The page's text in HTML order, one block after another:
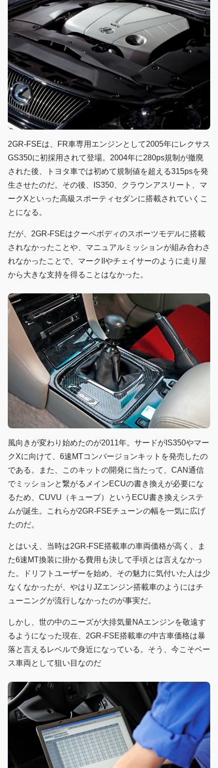
2GR-FSEは、FR車専用エンジンとして2005年にレクサス
GS350に初採用されて登場。2004年に280ps規制が撤廃
された後、トヨタ車では初めて規制値を超える315psを発
生させたのだ。その後、IS350、クラウンアスリート、マ
ークXといった高級スポーティセダンに搭載されていくこ
とになる。
だが、2GR-FSEはクーペボディのスポーツモデルに搭載
されなかったことや、マニュアルミッションが組み合わさ
れなかったことで、マークIIやチェイサーのように走り屋
から大きな支持を得ることはなかった。
風向きが変わり始めたのが2011年。サードがIS350やマー
クXに向けて、6速MTコンバージョンキットを発売したの
である。また、このキットの開発に当たって、CAN通信
でミッションと繋がるメインECUの書き換えが必要にな
るため、CUVU（キューブ）というECU書き換えシステ
ムが誕生。これらが2GR-FSEチューンの幅を一気に広げ
たのだ。
とはいえ、当時は2GR-FSE搭載車の車両価格が高く、ま
た6速MT換装に掛かる費用も決して手頃とは言えなかっ
た。ドリフトユーザーを始め、その魅力に気付いた人は少
なくなかったが、やはりJZエンジン搭載車のようにはチ
ューニングが流行しなかったのが事実だ。
しかし、世の中のニーズが大排気量NAエンジンを敬遠す
るようになった現在、2GR-FSE搭載車の中古車価格は暴
落と言えるレベルで身近になっている。そう、今こそベー
ス車両として狙い目なのだ